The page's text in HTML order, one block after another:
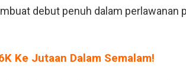
debut penuh dalam perlawanan
Ke Jutaan Dalam Semalam!